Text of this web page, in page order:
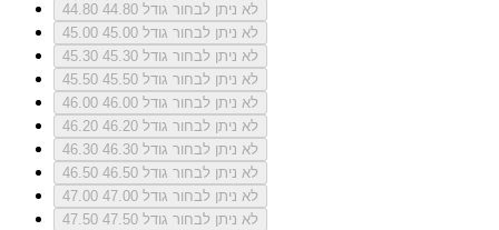
44.80
לא ניתן לבחור גודל 44.80
45.00
לא ניתן לבחור גודל 45.00
45.30
לא ניתן לבחור גודל 45.30
45.50
לא ניתן לבחור גודל 45.50
46.00
לא ניתן לבחור גודל 46.00
46.20
לא ניתן לבחור גודל 46.20
46.30
לא ניתן לבחור גודל 46.30
46.50
לא ניתן לבחור גודל 46.50
47.00
לא ניתן לבחור גודל 47.00
47.50
לא ניתן לבחור גודל 47.50